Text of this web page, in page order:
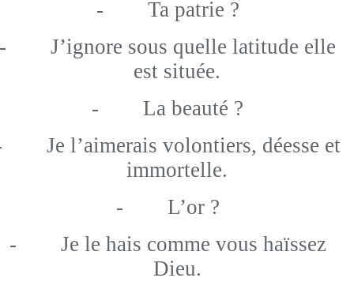
- Ta patrie ?
- J’ignore sous quelle latitude elle
est située.
- La beauté ?
Je l’aimerais volontiers, déesse et
immortelle.
- L’or ?
- Je le hais comme vous haïssez
Dieu.